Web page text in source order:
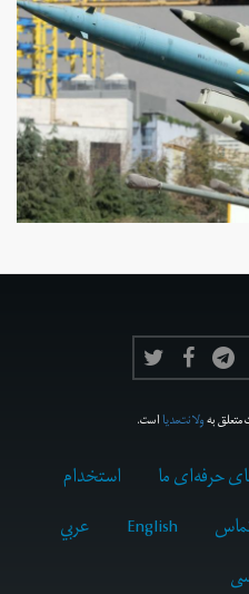
بهولانت‌مدیااست.
حرفه‌ای ما
استخدام
English
عربي